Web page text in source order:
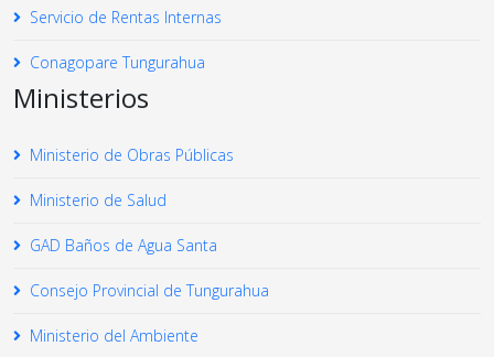
Servicio de Rentas Internas
Conagopare Tungurahua
Ministerios
Ministerio de Obras Públicas
Ministerio de Salud
GAD Baños de Agua Santa
Consejo Provincial de Tungurahua
Ministerio del Ambiente